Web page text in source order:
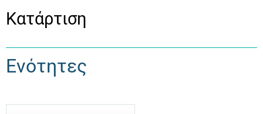
Κατάρτιση
Ενότητες